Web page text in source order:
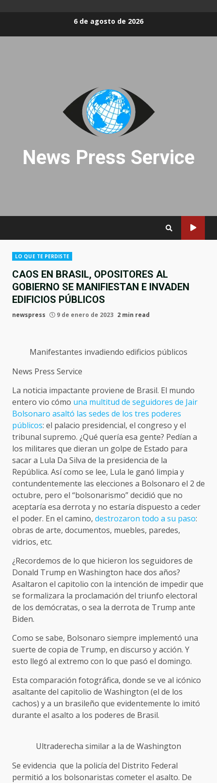
6 de agosto de 2026
News Press Service
LO QUE TE PERDISTE
CAOS EN BRASIL, OPOSITORES AL
GOBIERNO SE MANIFIESTAN E INVADEN
EDIFICIOS PÚBLICOS
newspress 9 de enero de 2023 2 min read
Manifestantes invadiendo edificios públicos
News Press Service
La noticia impactante proviene de Brasil. El mundo
entero vio cómo una multitud de seguidores de Jair
Bolsonaro asaltó las sedes de los tres poderes
públicos: el palacio presidencial, el congreso y el
tribunal supremo. ¿Qué quería esa gente? Pedían a
los militares que dieran un golpe de Estado para
sacar a Lula Da Silva de la presidencia de la
República. Así como se lee, Lula le ganó limpia y
contundentemente las elecciones a Bolsonaro el 2 de
octubre, pero el “bolsonarismo” decidió que no
aceptaría esa derrota y no estaría dispuesto a ceder
el poder. En el camino, destrozaron todo a su paso:
obras de arte, documentos, muebles, paredes,
vidrios, etc.
¿Recordemos de lo que hicieron los seguidores de
Donald Trump en Washington hace dos años?
Asaltaron el capitolio con la intención de impedir que
se formalizara la proclamación del triunfo electoral
de los demócratas, o sea la derrota de Trump ante
Biden.
Como se sabe, Bolsonaro siempre implementó una
suerte de copia de Trump, en discurso y acción. Y
esto llegó al extremo con lo que pasó el domingo.
Esta comparación fotográfica, donde se ve al icónico
asaltante del capitolio de Washington (el de los
cachos) y a un brasileño que evidentemente lo imitó
durante el asalto a los poderes de Brasil.
Ultraderecha similar a la de Washington
Se evidencia que la policía del Distrito Federal
permitió a los bolsonaristas cometer el asalto. De